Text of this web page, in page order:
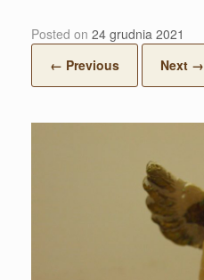
Posted on 24 grudnia 2021
← Previous
Next →